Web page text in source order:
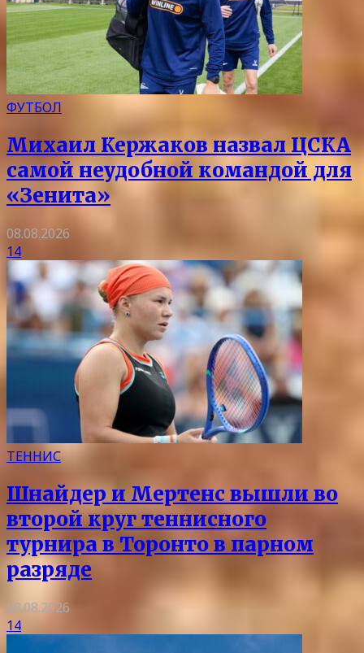
ФУТБОЛ
Михаил Кержаков назвал ЦСКА
самой неудобной командой для
«Зенита»
08.08.2026
14
ТЕННИС
Шнайдер и Мертенс вышли во
второй круг теннисного
турнира в Торонто в парном
разряде
08.08.2026
14